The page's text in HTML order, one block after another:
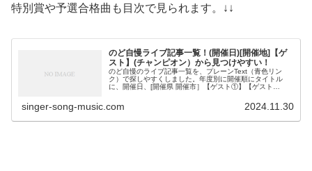
特別賞や予選合格曲も目次で見られます。↓↓
のど自慢ライブ記事一覧！(開催日)[開催地]【ゲ
スト】(チャンピオン）から見つけやすい！
のど自慢のライブ記事一覧を、プレーンText（青色リン
ク）で探しやすくしました。年度別に開催順にタイトル
に、開催日、[開催県 開催市］【ゲスト①】【ゲスト
singer-song-music.com 2024.11.30